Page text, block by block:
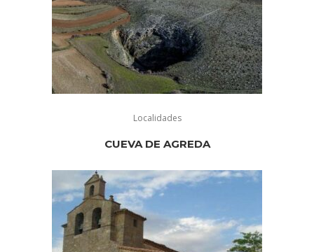
Localidades
CUEVA DE AGREDA